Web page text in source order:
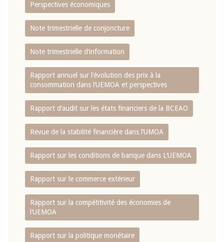
Perspectives économiques
Note trimestrielle de conjoncture
Note trimestrielle d‘information
Rapport annuel sur l‘évolution des prix à la
consommation dans l‘UEMOA et perspectives
Rapport d‘audit sur les états financiers de la BCEAO
Revue de la stabilité financière dans l‘UMOA
Rapport sur les conditions de banque dans L‘UEMOA
Rapport sur le commerce extérieur
Rapport sur la compétitivité des économies de
l‘UEMOA
Rapport sur la politique monétaire